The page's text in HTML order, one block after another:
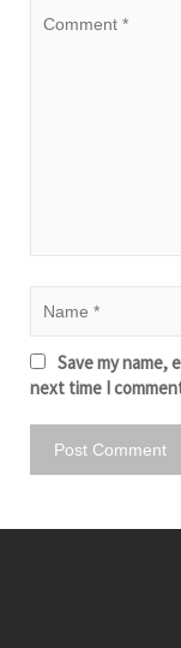
Save my name,
next time I